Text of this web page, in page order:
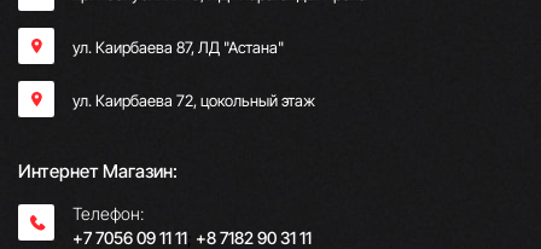
ул. Каирбаева 87, ЛД "Астана"
ул. Каирбаева 72, цокольный этаж
Интернет Магазин:
Телефон:
+7 7056 09 11 11; +8 7182 90 31 11